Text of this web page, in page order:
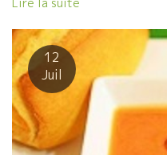
1000mの村、Graenaグラエ
12
Juil